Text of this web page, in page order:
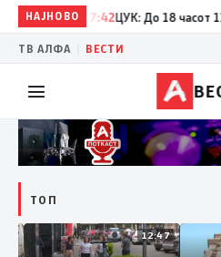
НАЈНОВО
17:42 ЦУК: До 18 часот 11
ТВ АЛФА ВЕСТИ
ТОП
12:50 12:47